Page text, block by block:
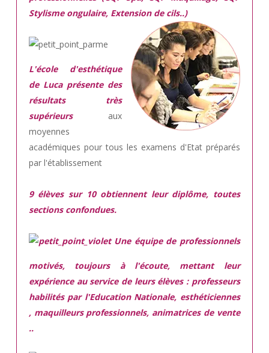
Stylisme ongulaire, Extension de cils..)
L'école d'esthétique
de Luca présente des
résultats très
supérieurs aux
moyennes
académiques pour tous les examens d'Etat préparés
par l'établissement
9 élèves sur 10 obtiennent leur diplôme, toutes
sections confondues.
Une équipe de professionnels
motivés,toujours à l'écoute, mettant leur
expérience au service de leurs élèves : professeurs
habilités par l'Education Nationale, esthéticiennes
, maquilleurs professionnels, animatrices de vente
..